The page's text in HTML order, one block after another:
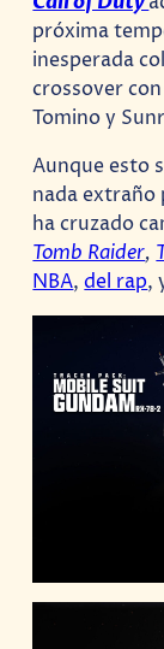
próxima
inesperada
crossover
Tomino y
Aunque esto
nada extraño
ha cruzado
Tomb Raider,
NBA,del rap,